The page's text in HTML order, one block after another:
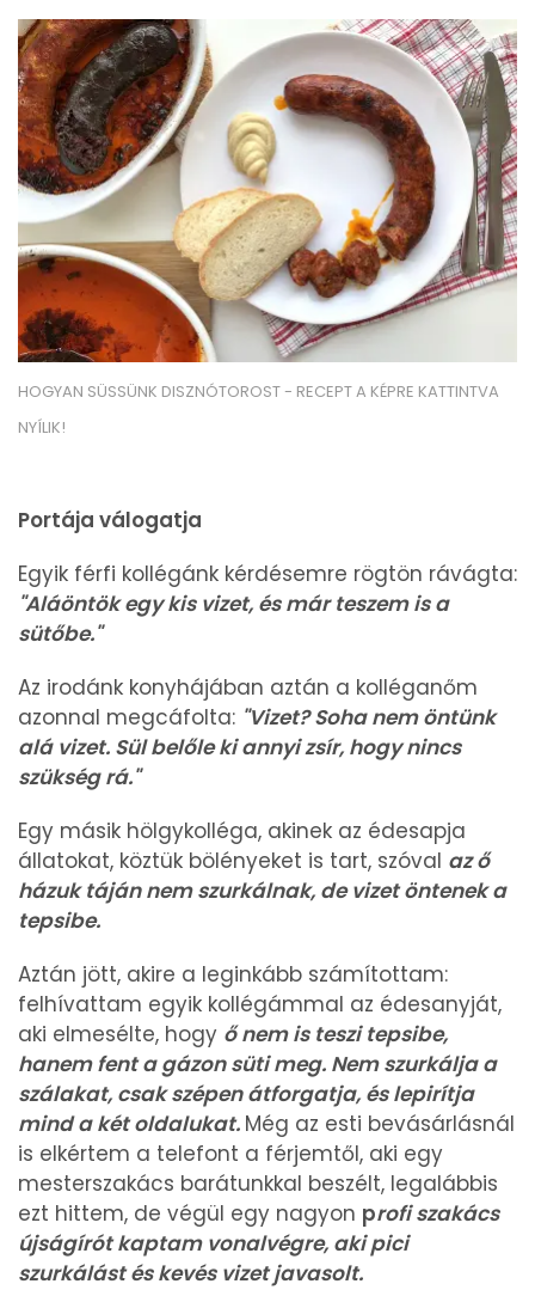
HOGYAN SÜSSÜNK DISZNÓTOROST - RECEPT A KÉPRE KATTINTVA
NYÍLIK!
Portája válogatja
Egyik férfi kollégánk kérdésemre rögtön rávágta:
"Aláöntök egy kis vizet, és már teszem is a
sütőbe."
Az irodánk konyhájában aztán a kolléganőm
azonnal megcáfolta: "Vizet? Soha nem öntünk
alá vizet. Sül belőle ki annyi zsír, hogy nincs
szükség rá."
Egy másik hölgykolléga, akinek az édesapja
állatokat, köztük bölényeket is tart, szóval az ő
házuk táján nem szurkálnak, de vizet öntenek a
tepsibe.
Aztán jött, akire a leginkább számítottam:
felhívattam egyik kollégámmal az édesanyját,
aki elmesélte, hogy ő nem is teszi tepsibe,
hanem fent a gázon süti meg. Nem szurkálja a
szálakat, csak szépen átforgatja, és lepirítja
mind a két oldalukat. Még az esti bevásárlásnál
is elkértem a telefont a férjemtől, aki egy
mesterszakács barátunkkal beszélt, legalábbis
ezt hittem, de végül egy nagyon profi szakács
újságírót kaptam vonalvégre, aki pici
szurkálást és kevés vizet javasolt.